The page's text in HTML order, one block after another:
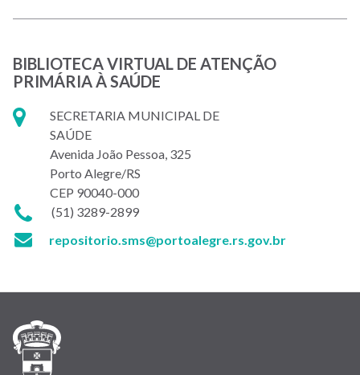
BIBLIOTECA VIRTUAL DE ATENÇÃO
PRIMÁRIA À SAÚDE
SECRETARIA MUNICIPAL DE
SAÚDE
Avenida João Pessoa, 325
Porto Alegre/RS
CEP 90040-000
(51) 3289-2899
repositorio.sms@portoalegre.rs.gov.br